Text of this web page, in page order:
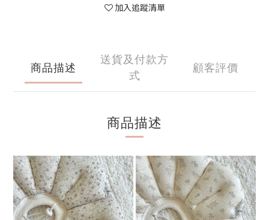
加入追蹤清單
商品描述
送貨及付款方
式
顧客評價
商品描述